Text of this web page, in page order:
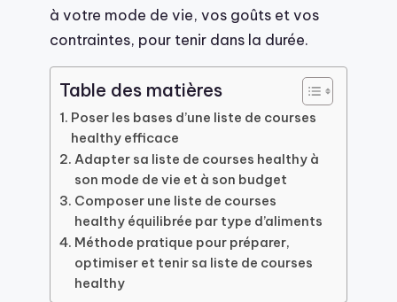
à votre mode de vie, vos goûts et vos
contraintes, pour tenir dans la durée.
Table des matières
Poser les bases d’une liste de courses
healthy efficace
Adapter sa liste de courses healthy à
son mode de vie et à son budget
Composer une liste de courses
healthy équilibrée par type d’aliments
Méthode pratique pour préparer,
optimiser et tenir sa liste de courses
healthy